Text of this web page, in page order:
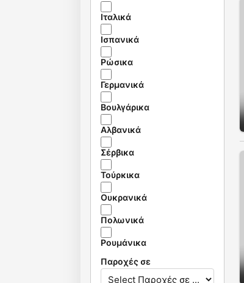
Ιταλικά
Ισπανικά
Ρώσικα
Γερμανικά
Βουλγάρικα
Αλβανικά
Σέρβικα
Τούρκικα
Ουκρανικά
Πολωνικά
Ρουμάνικα
Παροχές σε